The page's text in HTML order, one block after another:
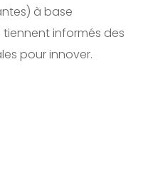
à base
tiennent informés des
pour innover.